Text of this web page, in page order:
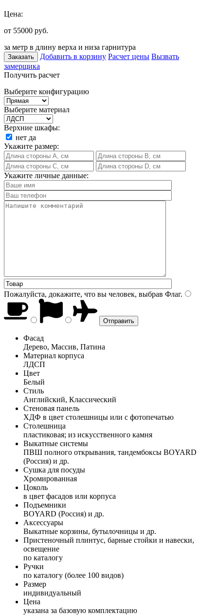
Цена:
от 55000 руб.
за метр в длину верха и низа гарнитура
Заказать Добавить в корзину Расчет цены Вызвать
замерщика
Получить расчет
Выберите конфигурацию
Выберите материал
Верхние шкафы:
нет да
Укажите размер:
Укажите личные данные:
Пожалуйста, докажите, что вы человек, выбрав Флаг.
Фасад
Дерево, Массив, Патина
Материал корпуса
ЛДСП
Цвет
Белый
Стиль
Английский, Классический
Стеновая панель
ХДФ в цвет столешницы или с фотопечатью
Столешница
пластиковая; из искусственного камня
Выкатные системы
ПВШ полного открывания, тандембоксы BOYARD
(Россия) и др.
Сушка для посуды
Хромированная
Цоколь
в цвет фасадов или корпуса
Подъемники
BOYARD (Россия) и др.
Аксессуары
Выкатные корзины, бутылочницы и др.
Пристеночный плинтус, барные стойки и навески,
освещение
по каталогу
Ручки
по каталогу (более 100 видов)
Размер
индивидуальный
Цена
указана за базовую комплектацию